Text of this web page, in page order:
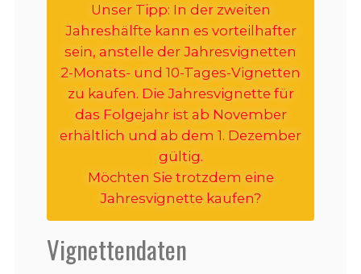
Unser Tipp: In der zweiten
Jahreshälfte kann es vorteilhafter
sein, anstelle der Jahresvignetten
2-Monats- und 10-Tages-Vignetten
zu kaufen. Die Jahresvignette für
das Folgejahr ist ab November
erhältlich und ab dem 1. Dezember
gültig.
Möchten Sie trotzdem eine
Jahresvignette kaufen?
Vignettendaten